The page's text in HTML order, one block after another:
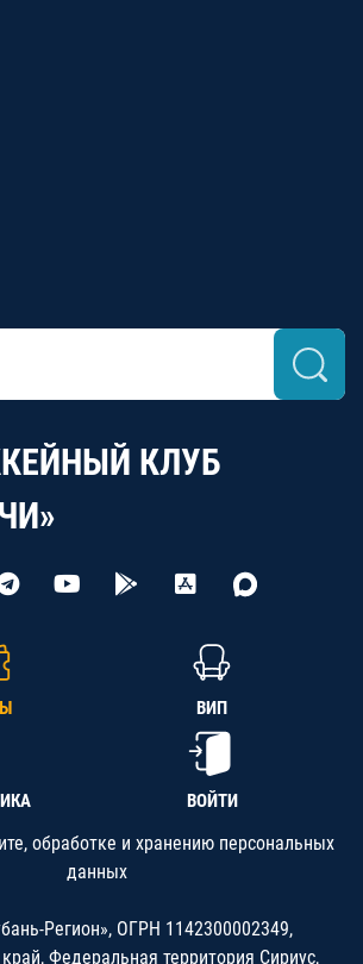
КЛУБ
ВИП
ВОЙТИ
обработке и хранению персональных
данных
Регион», ОГРН 1142300002349,
Федеральная территория Сириус,